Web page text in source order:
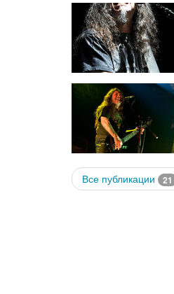
Все публикации 21